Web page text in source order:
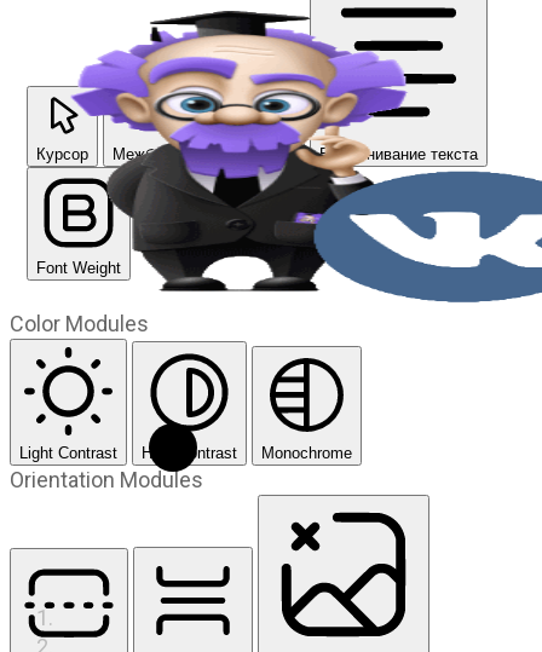
Курсор Межбуквенный интервал Выравнивание текста
Font Weight
Color Modules
Light Contrast High Contrast Monochrome
Orientation Modules